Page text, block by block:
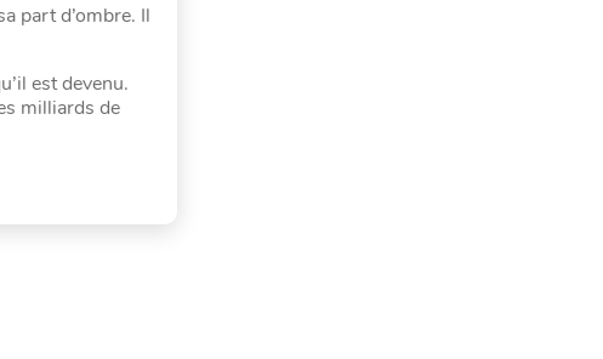
part d’ombre. Il
est devenu.
milliards de